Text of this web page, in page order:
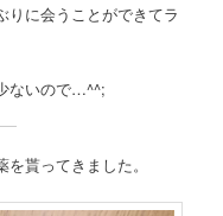
りに会うことができてラ
ないので…^^;
貰ってきました。